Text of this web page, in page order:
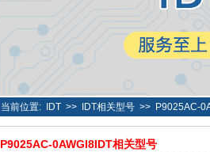
当前位置: IDT>> IDT相关型号>> P9025AC-
P9025AC-0AWGI8IDT相关型号